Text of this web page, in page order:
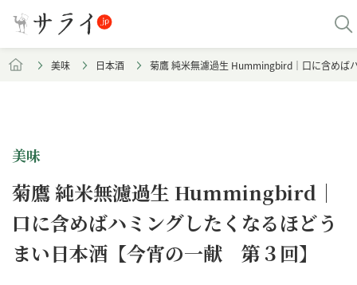
美味 日本酒 菊鷹 純米無濾過生 Hummingbird｜口に含め
美味
菊鷹 純米無濾過生 Hummingbird｜
口に含めばハミングしたくなるほどう
まい日本酒【今宵の一献 第３回】